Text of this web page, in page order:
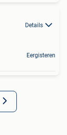
Details
Eergisteren